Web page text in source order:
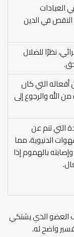
العبادات
في الدين
نظرًا للضلال
أفعاله التي كان
الله والرجوع إلى
التي تنم عن
الدنيوية، مما
بالهموم إذا
العضو الذي يشتكي
واضح له.